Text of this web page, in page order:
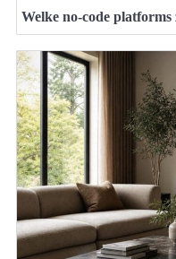
Welke no-code